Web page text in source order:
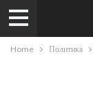
Home Политика